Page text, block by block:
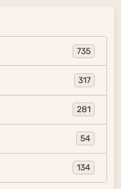
735
317
281
54
134